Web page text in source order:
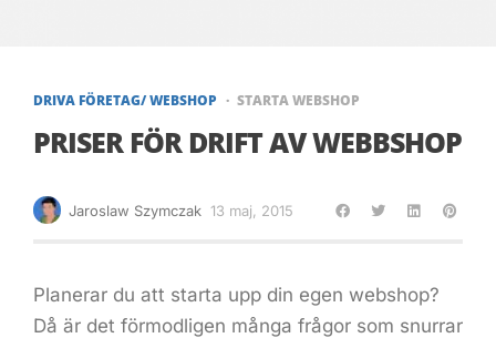
DRIVA FÖRETAG/ WEBSHOP STARTA WEBSHOP
PRISER FÖR DRIFT AV WEBBSHOP
Jaroslaw Szymczak 13 maj, 2015
Planerar du att starta upp din egen webshop?
Då är det förmodligen många frågor som snurrar